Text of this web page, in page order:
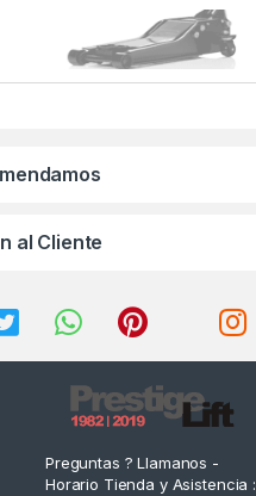
al Cliente
Preguntas ? Llamanos -
Horario Tienda y Asistencia :